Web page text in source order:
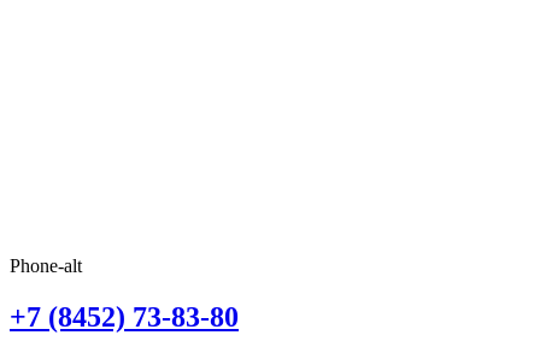
Phone-alt
+7 (8452) 73-83-80